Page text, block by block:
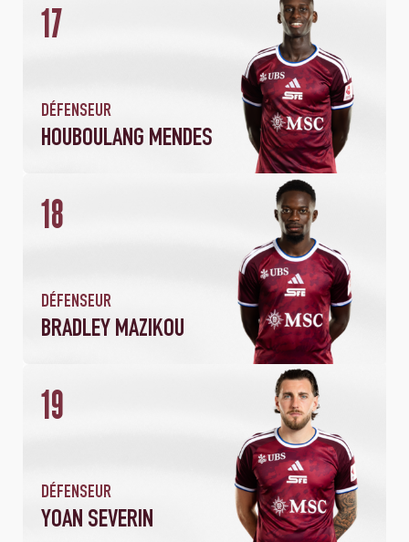
17
DÉFENSEUR
HOUBOULANG MENDES
MATCHS MINUTES JOUÉES
1
18
DÉFENSEUR
BRADLEY MAZIKOU
2
MINUTES JOUÉES
19
DÉFENSEUR
YOAN SEVERIN